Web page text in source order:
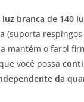
luz branca de 140
(suporta respingos
mantém o farol
você possa
da